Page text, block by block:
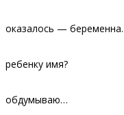
—
оказалось — беременна.
—
ребенку имя?
— Я
обдумываю…